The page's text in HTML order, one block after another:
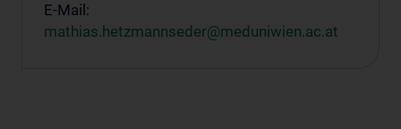
E-Mail:
mathias.hetzmannseder@meduniwien.ac.at